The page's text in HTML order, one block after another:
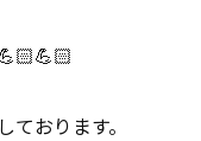
おります。